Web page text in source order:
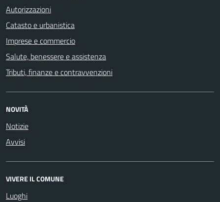
Autorizzazioni
Catasto e urbanistica
Imprese e commercio
Salute, benessere e assistenza
Tributi, finanze e contravvenzioni
NOVITÀ
Notizie
Avvisi
VIVERE IL COMUNE
Luoghi